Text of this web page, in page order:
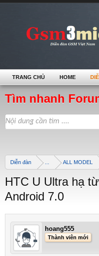
Tìm nhanh
Diễn đàn ALL MODEL
HTC U Ultra hạ
Android 7.0
hoang555
Thành viên mới
TRANG CHỦ HOME